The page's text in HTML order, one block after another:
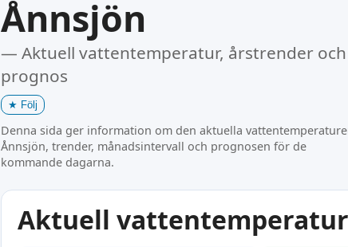
Ånnsjön
— Aktuell vattentemperatur, årstrender och
prognos
★ Följ
Denna sida ger information om den aktuella
Ånnsjön, trender, månadsintervall och prognosen för de
kommande dagarna.
Aktuell vattentemperatur